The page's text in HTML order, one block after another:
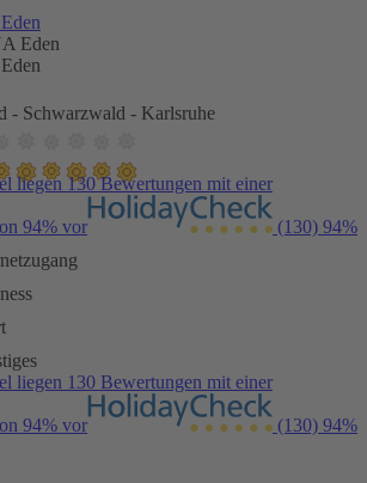
- Schwarzwald - Karlsruhe
liegen 130 Bewertungen mit einer
94% vor (130) 94%
liegen 130 Bewertungen mit einer
94% vor (130) 94%